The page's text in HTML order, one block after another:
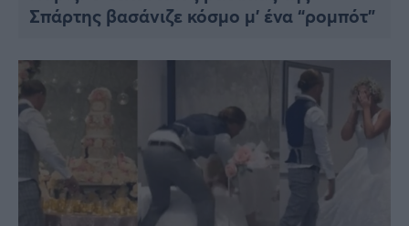
Σπάρτης βασάνιζε κόσμο μ’ ένα “ρομπότ”